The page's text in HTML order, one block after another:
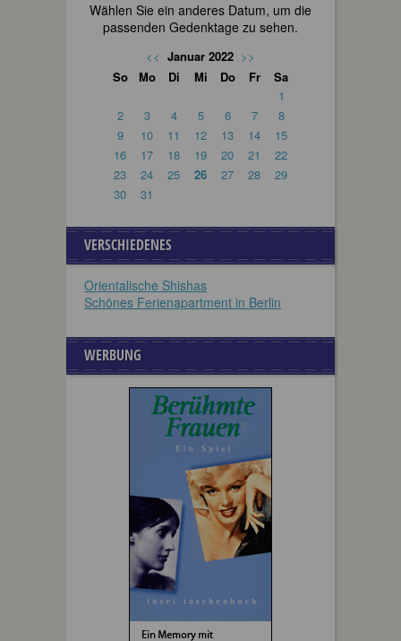
Wählen Sie ein anderes Datum, um die
passenden Gedenktage zu sehen.
<< Januar 2022 >>
So
Mo Di Mi Do Fr
Sa
1
2
3 4 5 6 7
8
9
10 11 12 13 14
15
16
17 18 19 20 21
22
23
24 25 26 27 28
29
30
31
VERSCHIEDENES
Orientalische Shishas
Schönes Ferienapartment in Berlin
WERBUNG